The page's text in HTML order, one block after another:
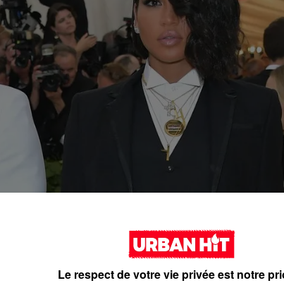
Le respect de votre vie privée est notre